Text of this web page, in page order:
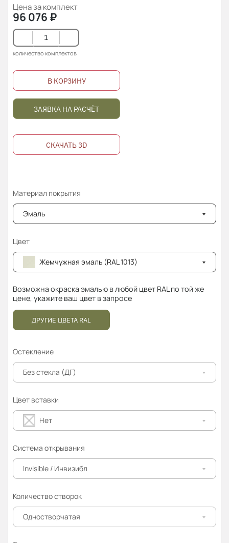
Цена за комплект
96 076 ₽
количество комплектов
В КОРЗИНУ
ЗАЯВКА НА РАСЧЁТ
СКАЧАТЬ 3D
Материал покрытия
Эмаль
Цвет
Жемчужная эмаль (RAL 1013)
Возможна окраска эмалью в любой цвет RAL по той же
цене, укажите ваш цвет в запросе
ДРУГИЕ ЦВЕТА RAL
Остекление
Без стекла (ДГ)
Цвет вставки
Нет
Система открывания
Invisible / Инвизибл
Количество створок
Одностворчатая